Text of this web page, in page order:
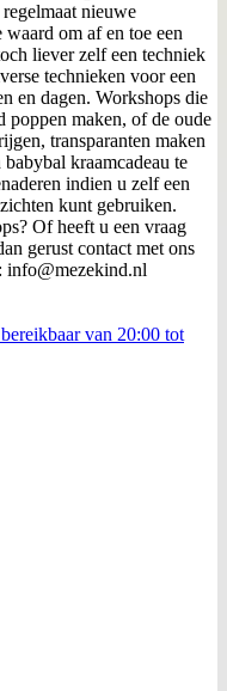
nieuwe
om af en toe een
liever zelf een techniek
technieken voor een
en dagen. Workshops die
poppen maken, of de oude
transparanten maken
kraamcadeau te
indien u zelf een
kunt gebruiken.
Of heeft u een vraag
gerust contact met ons
info@mezekind.nl
van 20:00 tot